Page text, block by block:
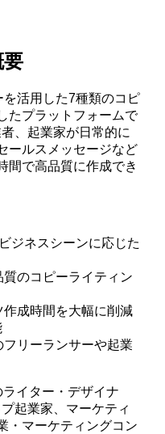
活用した7種類のコピ
たプラットフォームで
、起業家が日常的に
ールスメッセージなど
間で高品質に作成でき
ジネスシーンに応じた
のコピーライティン
作成時間を大幅に削減
フリーランサーや起業
イター・デザイナ
起業家、マーケティ
・マーケティングコン